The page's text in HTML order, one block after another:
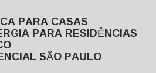
PARA CASAS
PARA RESIDÊNCIAS
SÃO PAULO